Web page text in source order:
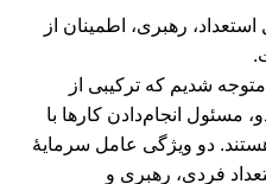
رهبری، اطمینان از
شدیم که ترکیبی از
مسئول انجام‌دادن کارها با
دو ویژگی عامل سرمایۀ
فردی، رهبری و